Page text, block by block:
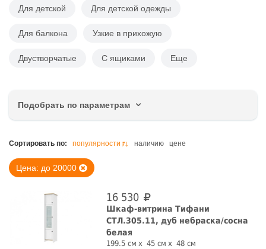
Для детской Для детской одежды
Для балкона Узкие в прихожую
Двустворчатые С ящиками Еще
Подобрать по параметрам
Цена, руб.
Ширина, см
Сортировать по: популярности наличию цене
Цена: до 20000
16 530
Шкаф-витрина Тифани
СТЛ.305.11, дуб небраска/сосна
белая
199.5 см 45 см 48 см